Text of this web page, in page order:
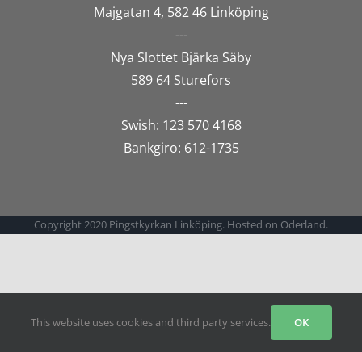
Majgatan 4, 582 46 Linköping
---
Nya Slottet Bjärka Säby
589 64 Sturefors
---
Swish: 123 570 4168
Bankgiro: 612-1735
Copyright 2020 Pingstkyrkan Linköping. Hosted on Oderland.
This website uses cookies and third party services. OK